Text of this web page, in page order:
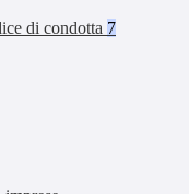
di condotta 7